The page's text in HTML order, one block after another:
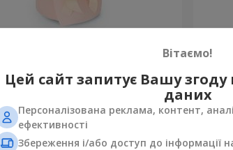
Monte"
Замовити 1 777
Вітаємо!
Цей сайт запитує Вашу
даних
Персоналізована реклама, контент,
ефективності
Збереження і/або доступ до інформації